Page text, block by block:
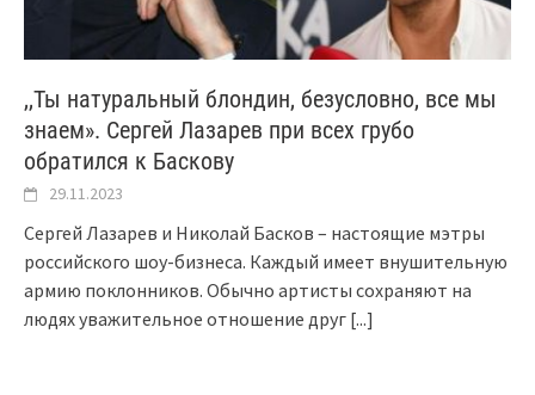
,,Ты натуральный блондин, безусловно, все мы
знаем». Сергей Лазарев при всех грубо
обратился к Баскову
29.11.2023
Сергей Лазарев и Николай Басков – настоящие мэтры
российского шоу-бизнеса. Каждый имеет внушительную
армию поклонников. Обычно артисты сохраняют на
людях уважительное отношение друг [...]